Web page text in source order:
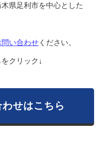
木県足利市を中心とした
問い合わせください。
クリック↓
せはこちら